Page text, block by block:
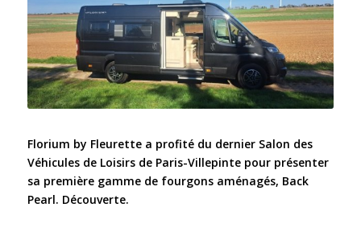
Florium by Fleurette a profité du dernier Salon des
Véhicules de Loisirs de Paris-Villepinte pour présenter
sa première gamme de fourgons aménagés, Back
Pearl. Découverte.